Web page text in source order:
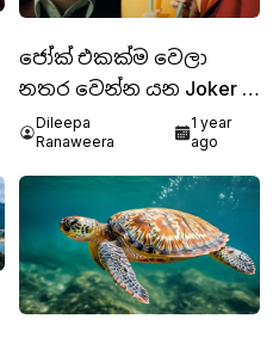
ජෝක් එකක්ම වෙලා
නතර වෙන්න යන Joker -
2 Dileepa
Ranaweera
1 year
ago